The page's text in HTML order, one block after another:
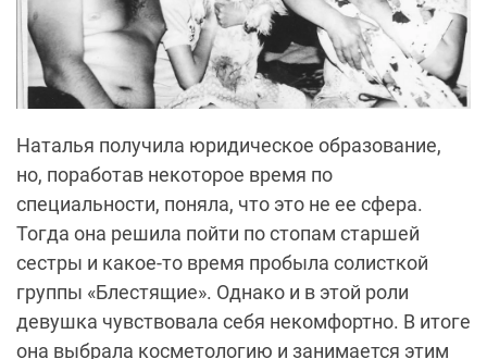
Наталья получила юридическое образование,
но, поработав некоторое время по
специальности, поняла, что это не ее сфера.
Тогда она решила пойти по стопам старшей
сестры и какое-то время пробыла солисткой
группы «Блестящие». Однако и в этой роли
девушка чувствовала себя некомфортно. В итоге
она выбрала косметологию и занимается этим